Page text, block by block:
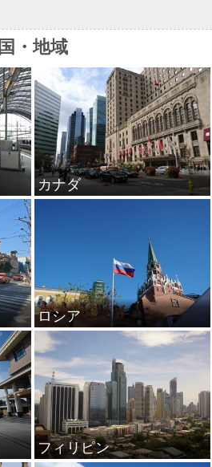
国・地域
カナダ
ロシア
フィリピン